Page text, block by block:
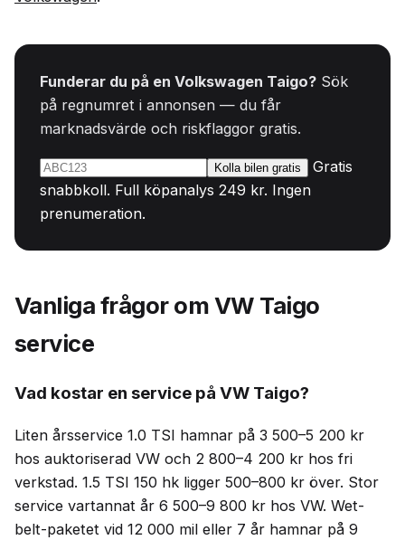
Funderar du på en Volkswagen Taigo? Sök
på regnumret i annonsen — du får
marknadsvärde och riskflaggor gratis.
Kolla bilen gratis
Gratis
snabbkoll. Full köpanalys 249 kr. Ingen
prenumeration.
Vanliga frågor om VW Taigo
service
Vad kostar en service på VW Taigo?
Liten årsservice 1.0 TSI hamnar på 3 500–5 200 kr
hos auktoriserad VW och 2 800–4 200 kr hos fri
verkstad. 1.5 TSI 150 hk ligger 500–800 kr över. Stor
service vartannat år 6 500–9 800 kr hos VW. Wet-
belt-paketet vid 12 000 mil eller 7 år hamnar på 9